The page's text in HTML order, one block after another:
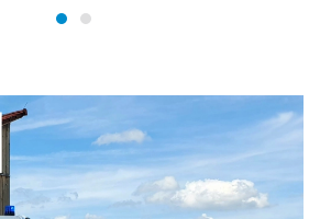
BRK-Wasserwacht OG